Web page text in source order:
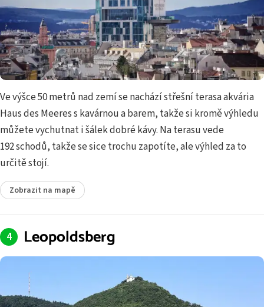
Ve výšce 50 metrů nad zemí se nachází střešní terasa akvária
Haus des Meeres s kavárnou a barem, takže si kromě výhledu
můžete vychutnat i šálek dobré kávy. Na terasu vede
192 schodů, takže se sice trochu zapotíte, ale výhled za to
určitě stojí.
Zobrazit na mapě
Leopoldsberg